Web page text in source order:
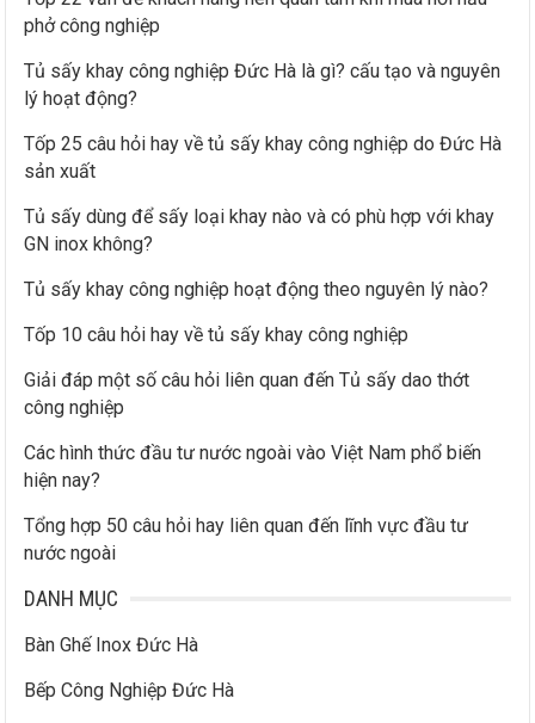
m
c
h
o
:
phở công nghiệp
Tủ sấy khay công nghiệp Đức Hà là gì? cấu tạo và nguyên
lý hoạt động?
Tốp 25 câu hỏi hay về tủ sấy khay công nghiệp do Đức Hà
sản xuất
Tủ sấy dùng để sấy loại khay nào và có phù hợp với khay
GN inox không?
Tủ sấy khay công nghiệp hoạt động theo nguyên lý nào?
Tốp 10 câu hỏi hay về tủ sấy khay công nghiệp
Giải đáp một số câu hỏi liên quan đến Tủ sấy dao thớt
công nghiệp
Các hình thức đầu tư nước ngoài vào Việt Nam phổ biến
hiện nay?
Tổng hợp 50 câu hỏi hay liên quan đến lĩnh vực đầu tư
nước ngoài
DANH MỤC
Bàn Ghế Inox Đức Hà
Bếp Công Nghiệp Đức Hà